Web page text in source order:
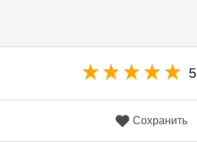
5
Сохранить